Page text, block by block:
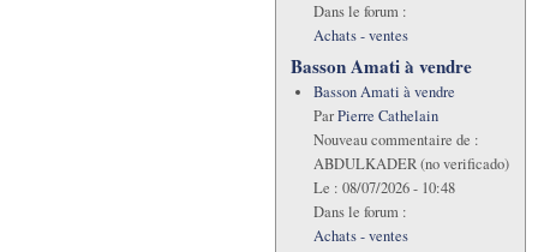
Dans le forum :
Achats - ventes
Basson Amati à vendre
Basson Amati à vendre
ParPierre Cathelain
Nouveau commentaire de :
ABDULKADER (no verificado)
Le : 08/07/2026 - 10:48
Dans le forum :
Achats - ventes